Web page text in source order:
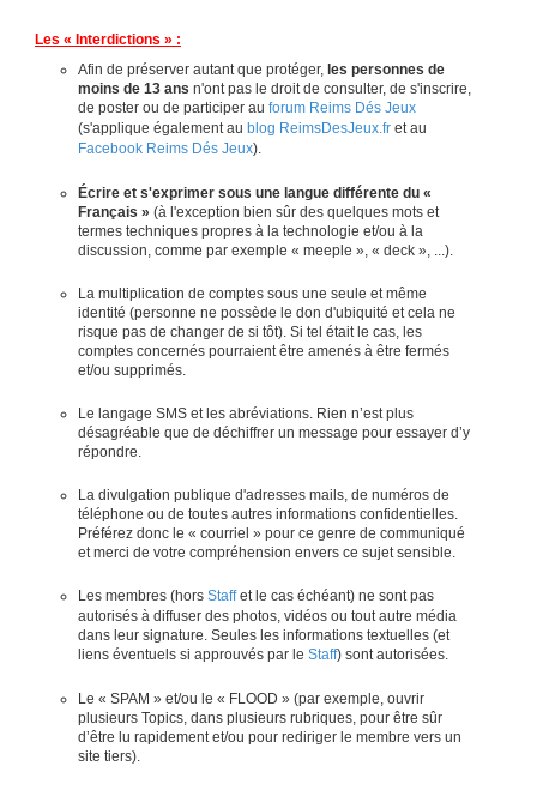
Les « Interdictions » :
Afin de préserver autant que protéger, les personnes de
moins de 13 ans n'ont pas le droit de consulter, de s'inscrire,
de poster ou de participer au forum Reims Dés Jeux
(s'applique également au blog ReimsDesJeux.fr et au
Facebook Reims Dés Jeux).
Écrire et s'exprimer sous une langue différente du «
Français » (à l'exception bien sûr des quelques mots et
termes techniques propres à la technologie et/ou à la
discussion, comme par exemple « meeple », « deck », ...).
La multiplication de comptes sous une seule et même
identité (personne ne possède le don d'ubiquité et cela ne
risque pas de changer de si tôt). Si tel était le cas, les
comptes concernés pourraient être amenés à être fermés
et/ou supprimés.
Le langage SMS et les abréviations. Rien n’est plus
désagréable que de déchiffrer un message pour essayer d’y
répondre.
La divulgation publique d'adresses mails, de numéros de
téléphone ou de toutes autres informations confidentielles.
Préférez donc le « courriel » pour ce genre de communiqué
et merci de votre compréhension envers ce sujet sensible.
Les membres (hors Staffet le cas échéant) ne sont pas
autorisés à diffuser des photos, vidéos ou tout autre média
dans leur signature. Seules les informations textuelles (et
liens éventuels si approuvés par le Staff) sont autorisées.
Le « SPAM » et/ou le « FLOOD » (par exemple, ouvrir
plusieurs Topics, dans plusieurs rubriques, pour être sûr
d’être lu rapidement et/ou pour rediriger le membre vers un
site tiers).